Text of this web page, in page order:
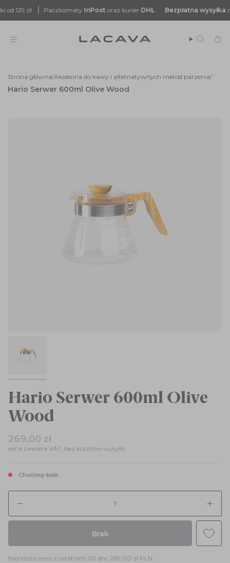
do
treści
zł PaczkomatyInPostoraz kurierDHL Bezpłatna wysyłkana
Szukaj
Strona główna/Akcesoria do kawy i alternatywnych metod parzenia/
Hario Serwer 600ml Olive Wood
Hario Serwer 600ml Olive
Wood
269,00 zł
cena zawiera VAT, bez kosztów wysyłki
Chwilowy brak
Ilość
Brak
Najniższa cena z ostatnich 30 dni: 269,00 zł PLN